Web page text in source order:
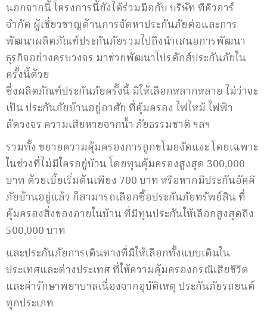
นอกจากนี้ โครงการนี้ยังได้ร่วมมือกับ บริษัท ทีคิวอาร์
จำกัด ผู้เชี่ยวชาญด้านการจัดหาประกันภัยต่อและการ
พัฒนาผลิตภัณฑ์ประกันภัยรวมไปถึงนำเสนอการพัฒนา
ธุรกิจอย่างครบวงจร มาช่วยพัฒนาโปรดักส์ประกันภัยใน
ครั้งนี้ด้วย
ซึ่งผลิตภัณฑ์ประกันภัยครั้งนี้ มีให้เลือกหลากหลาย ไม่ว่าจะ
เป็น ประกันภัยบ้านอยู่อาศัย ที่คุ้มครอง ไฟไหม้ ไฟฟ้า
ลัดวงจร ความเสียหายจากน้ำ ภัยธรรมชาติ ฯลฯ
รวมทั้ง ขยายความคุ้มครองการถูกขโมยงัดแงะ โดยเฉพาะ
ในช่วงที่ไม่มีใครอยู่บ้าน โดยทุนคุ้มครองสูงสุด 300,000
บาท ด้วยเบี้ยเริ่มต้นเพียง 700 บาท หรือหากมีประกันอัคคี
ภัยบ้านอยู่แล้ว ก็สามารถเลือกซื้อประกันภัยทรัพย์สิน ที่
คุ้มครองสิ่งของภายในบ้าน ที่มีทุนประกันให้เลือกสูงสุดถึง
500,000 บาท
และประกันภัยการเดินทางที่มีให้เลือกทั้งแบบเดินใน
ประเทศและต่างประเทศ ที่ให้ความคุ้มครองกรณีเสียชีวิต
และค่ารักษาพยาบาลเนื่องจากอุบัติเหตุ ประกันภัยรถยนต์
ทุกประเภท